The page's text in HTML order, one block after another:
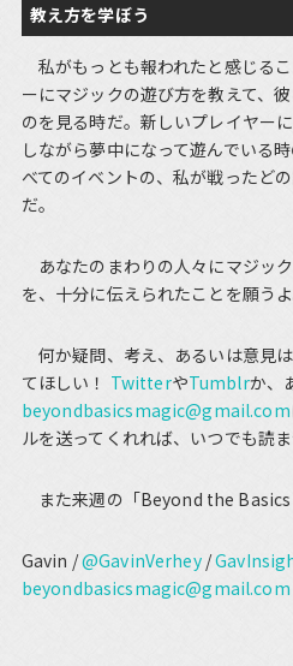
教え方を学ぼう
私がもっとも報われたと感じる
ーにマジックの遊び方を教えて、
のを見る時だ。新しいプレイヤー
しながら夢中になって遊んでいる
べてのイベントの、私が戦ったど
だ。
あなたのまわりの人々にマジッ
を、十分に伝えられたことを願うよ
何か疑問、考え、あるいは意見
てほしい！ TwitterやTumblrか、
beyondbasicsmagic@gmail.com
ルを送ってくれれば、いつでも読ま
また来週の「Beyond the Basics
Gavin /@GavinVerhey/
beyondbasicsmagic@gmail.com